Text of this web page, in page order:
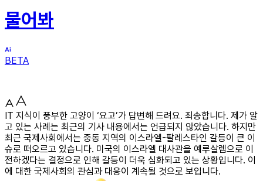
물어봐
BETA
IT 지식이 풍부한 고양이 ‘요고’가 답변해 드려요. 죄송합니다. 제가 알
고 있는 사례는 최근의 기사 내용에서는 언급되지 않았습니다. 하지만
최근 국제사회에서는 중동 지역의 이스라엘-팔레스타인 갈등이 큰 이
슈로 떠오르고 있습니다. 미국의 이스라엘 대사관을 예루살렘으로 이
전하겠다는 결정으로 인해 갈등이 더욱 심화되고 있는 상황입니다. 이
에 대한 국제사회의 관심과 대응이 계속될 것으로 보입니다.